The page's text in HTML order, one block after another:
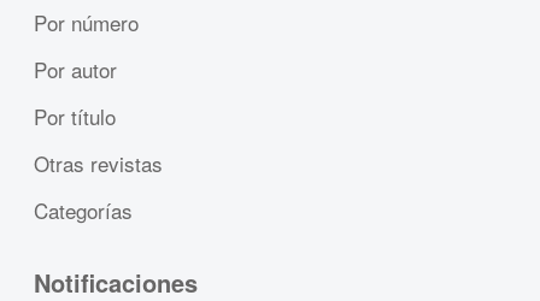
Por número
Por autor
Por título
Otras revistas
Categorías
Notificaciones